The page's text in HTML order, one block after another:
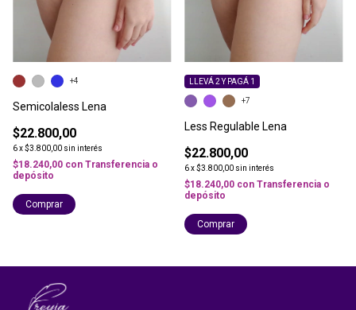
Semicolaless Lena
$22.800,00
6x$3.800,00 sin interés
$18.240,00 con Transferencia o
depósito
+4
Comprar
Less Regulable Lena
$22.800,00
6x$3.800,00 sin interés
LLEVÁ 2 Y PAGÁ 1
$18.240,00 con Transferencia o
depósito
+7
Comprar